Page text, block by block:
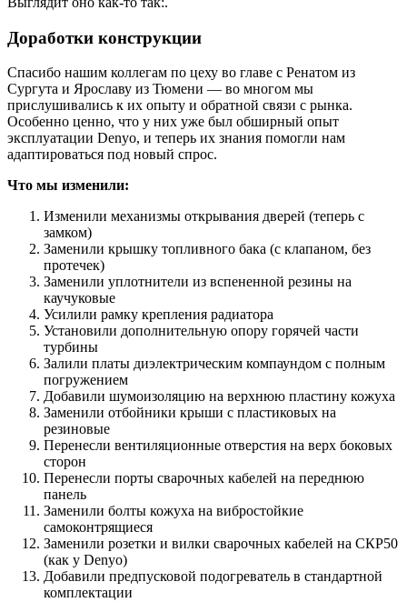
Доработки конструкции
Спасибо нашим коллегам по цеху во главе с Ренатом из
Сургута и Ярославу из Тюмени — во многом мы
прислушивались к их опыту и обратной связи с рынка.
Особенно ценно, что у них уже был обширный опыт
эксплуатации Denyo, и теперь их знания помогли нам
адаптироваться под новый спрос.
Что мы изменили:
Изменили механизмы открывания дверей (теперь с
замком)
Заменили крышку топливного бака (с клапаном, без
протечек)
Заменили уплотнители из вспененной резины на
каучуковые
Усилили рамку крепления радиатора
Установили дополнительную опору горячей части
турбины
Залили платы диэлектрическим компаундом с полным
погружением
Добавили шумоизоляцию на верхнюю пластину кожуха
Заменили отбойники крыши с пластиковых на
резиновые
Перенесли вентиляционные отверстия на верх боковых
сторон
Перенесли порты сварочных кабелей на переднюю
панель
Заменили болты кожуха на вибростойкие
самоконтрящиеся
Заменили розетки и вилки сварочных кабелей на СКР50
(как у Denyo)
Добавили предпусковой подогреватель в стандартной
комплектации